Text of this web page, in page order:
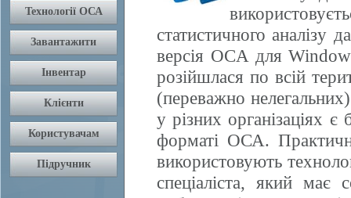
статистичного
версія OCA для
розійшлася по всій
(переважно
у різних організаціях є
форматі ОСА.
використовують
спеціаліста, який має